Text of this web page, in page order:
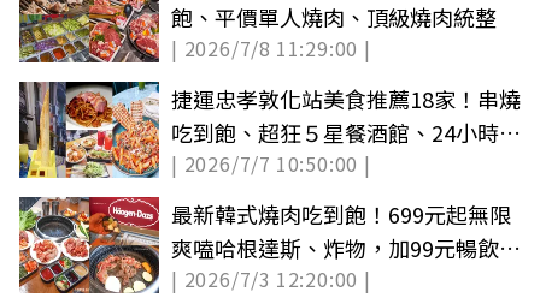
飽、平價單人燒肉、頂級燒肉統整
| 2026/7/8 11:29:00 |
捷運忠孝敦化站美食推薦18家！串燒
吃到飽、超狂５星餐酒館、24小時港
點
| 2026/7/7 10:50:00 |
最新韓式燒肉吃到飽！699元起無限
爽嗑哈根達斯、炸物，加99元暢飲啤
酒
| 2026/7/3 12:20:00 |